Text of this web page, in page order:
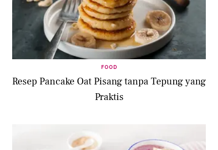
FOOD
Resep Pancake Oat Pisang tanpa Tepung yang
Praktis